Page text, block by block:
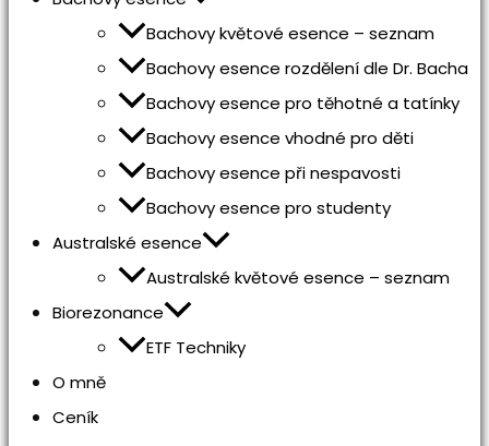
Bachovy květové esence – seznam
Bachovy esence rozdělení dle Dr. Bacha
Bachovy esence pro těhotné a tatínky
Bachovy esence vhodné pro děti
Bachovy esence při nespavosti
Bachovy esence pro studenty
Australské esence
Australské květové esence – seznam
Biorezonance
ETF Techniky
O mně
Ceník